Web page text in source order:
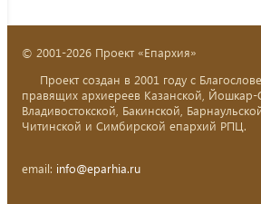
© 2001-2026 Проект «Епархия»
Проект создан в 2001 году с
правящих архиереев Казанской, Йошкар-
Владивостокской, Бакинской,
Читинской и Симбирской епархий РПЦ.
email: info@eparhia.ru